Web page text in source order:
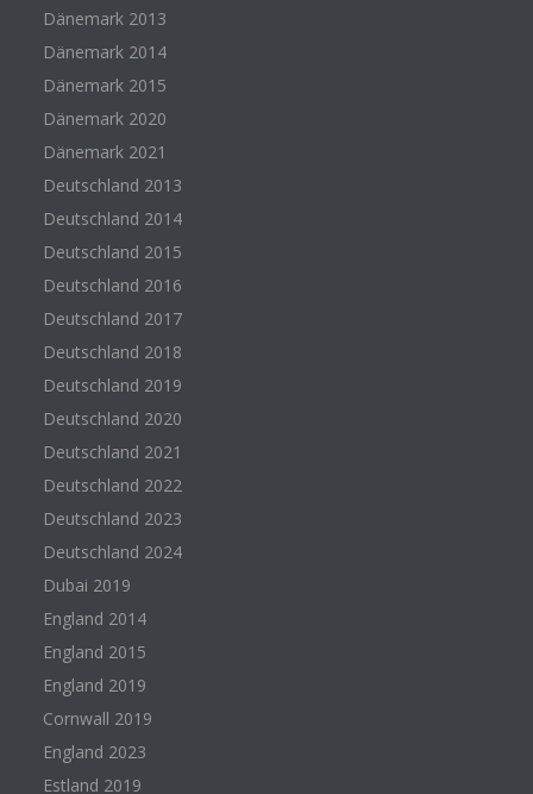
Dänemark 2013
Dänemark 2014
Dänemark 2015
Dänemark 2020
Dänemark 2021
Deutschland 2013
Deutschland 2014
Deutschland 2015
Deutschland 2016
Deutschland 2017
Deutschland 2018
Deutschland 2019
Deutschland 2020
Deutschland 2021
Deutschland 2022
Deutschland 2023
Deutschland 2024
Dubai 2019
England 2014
England 2015
England 2019
Cornwall 2019
England 2023
Estland 2019